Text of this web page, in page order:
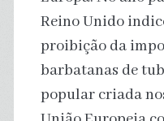
Reino Unido
proibição da
barbatanas de
popular criada